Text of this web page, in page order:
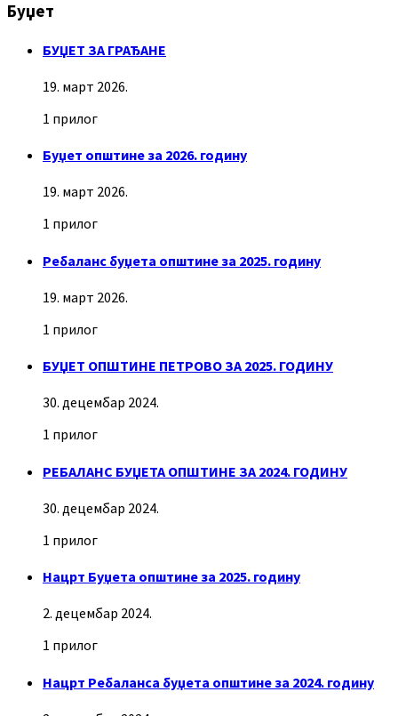
Буџет
БУЏЕТ ЗА ГРАЂАНЕ
19. март 2026.
1 прилог
Буџет општине за 2026. годину
19. март 2026.
1 прилог
Ребаланс буџета општине за 2025. годину
19. март 2026.
1 прилог
БУЏЕТ ОПШТИНЕ ПЕТРОВО ЗА 2025. ГОДИНУ
30. децембар 2024.
1 прилог
РЕБАЛАНС БУЏЕТА ОПШТИНЕ ЗА 2024. ГОДИНУ
30. децембар 2024.
1 прилог
Нацрт Буџета општине за 2025. годину
2. децембар 2024.
1 прилог
Нацрт Ребаланса буџета општине за 2024. годину